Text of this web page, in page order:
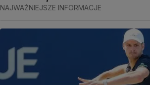
NAJWAŻNIEJSZE INFORMACJE